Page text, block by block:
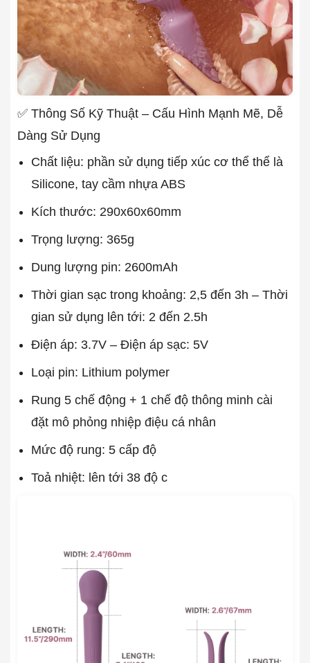
✅ Thông Số Kỹ Thuật – Cấu Hình Mạnh Mẽ, Dễ
Dàng Sử Dụng
Chất liệu: phần sử dụng tiếp xúc cơ thể thể là
Silicone, tay cầm nhựa ABS
Kích thước: 290x60x60mm
Trọng lượng: 365g
Dung lượng pin: 2600mAh
Thời gian sạc trong khoảng: 2,5 đến 3h – Thời
gian sử dụng lên tới: 2 đến 2.5h
Điện áp: 3.7V – Điện áp sạc: 5V
Loại pin: Lithium polymer
Rung 5 chế động + 1 chế độ thông minh cài
đặt mô phỏng nhiệp điệu cá nhân
Mức độ rung: 5 cấp độ
Toả nhiệt: lên tới 38 độ c